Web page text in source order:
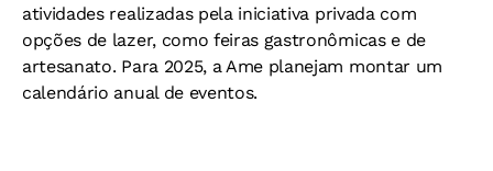
atividades realizadas pela iniciativa privada com
opções de lazer, como feiras gastronômicas e de
artesanato. Para 2025, a Ame planejam montar um
calendário anual de eventos.